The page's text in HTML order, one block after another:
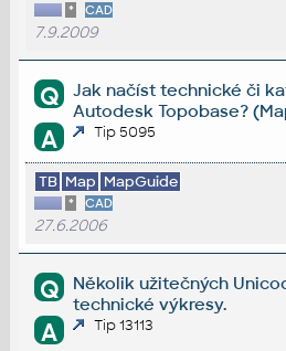
* CAD
7.9.2009
Q
Jak načíst technické či
Autodesk Topobase?
A Tip 5095
TB Map MapGuide
* CAD
27.6.2006
Q
Několik užitečných
technické výkresy.
A Tip 13113